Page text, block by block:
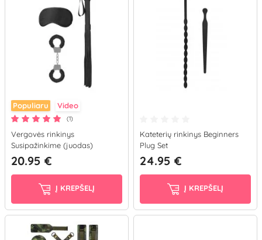
Populiaru Video
(1)
Vergovės rinkinys
Susipažinkime (juodas)
20.95 €
Į KREPŠELĮ
Kateterių rinkinys Beginners
Plug Set
24.95 €
Į KREPŠELĮ